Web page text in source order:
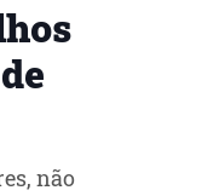
não